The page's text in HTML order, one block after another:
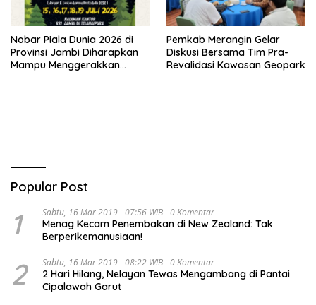
Nobar Piala Dunia 2026 di
Provinsi Jambi Diharapkan
Mampu Menggerakkan
Pemkab Merangin Gelar
Diskusi Bersama Tim Pra-
Revalidasi Kawasan Geopark
Popular Post
1 Sabtu, 16 Mar 2019 - 07:56 WIB 0 Komentar
Menag Kecam Penembakan di New Zealand: Tak
Berperikemanusiaan!
2 Sabtu, 16 Mar 2019 - 08:22 WIB 0 Komentar
2 Hari Hilang, Nelayan Tewas Mengambang di Pantai
Cipalawah Garut